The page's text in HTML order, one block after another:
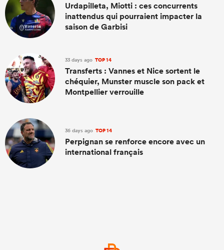
Urdapilleta, Miotti : ces concurrents
inattendus qui pourraient impacter la
saison de Garbisi
33 days ago TOP 14
Transferts : Vannes et Nice sortent le
chéquier, Munster muscle son pack et
Montpellier verrouille
36 days ago TOP 14
Perpignan se renforce encore avec un
international français